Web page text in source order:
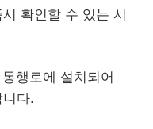
확인할 수 있는 시
행로에 설치되어
다.